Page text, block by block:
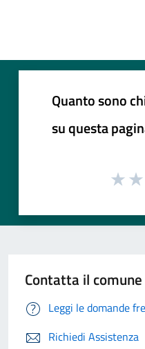
Quanto sono
su questa
Contatta il comune
Leggi le domande
Richiedi Assistenza